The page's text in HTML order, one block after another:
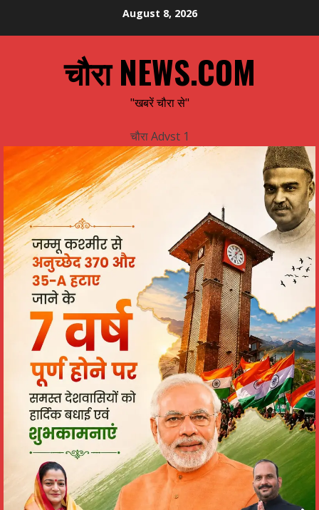
August 8, 2026
चौरा NEWS.COM
"खबरें चौरा से"
चौरा Advst 1